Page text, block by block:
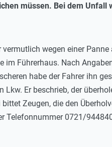
müssen. Bei dem Unfall
wegen einer
im Führerhaus. Nach
habe der Fahrer ihn
Er beschrieb, der
Zeugen, die den
Telefonnummer 0721/